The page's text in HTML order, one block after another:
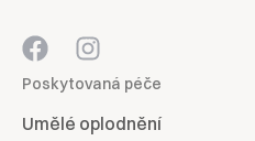
Poskytovaná péče
Umělé oplodnění